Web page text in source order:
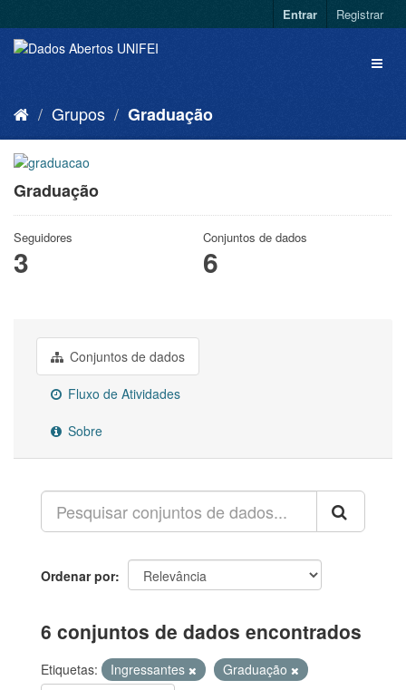
Entrar Registrar
Grupos Graduação
Graduação
Seguidores
3
Conjuntos de dados
6
Conjuntos de dados
Fluxo de Atividades
Sobre
Ordenar por
6 conjuntos de dados encontrados
Etiquetas: Ingressantes
Graduação